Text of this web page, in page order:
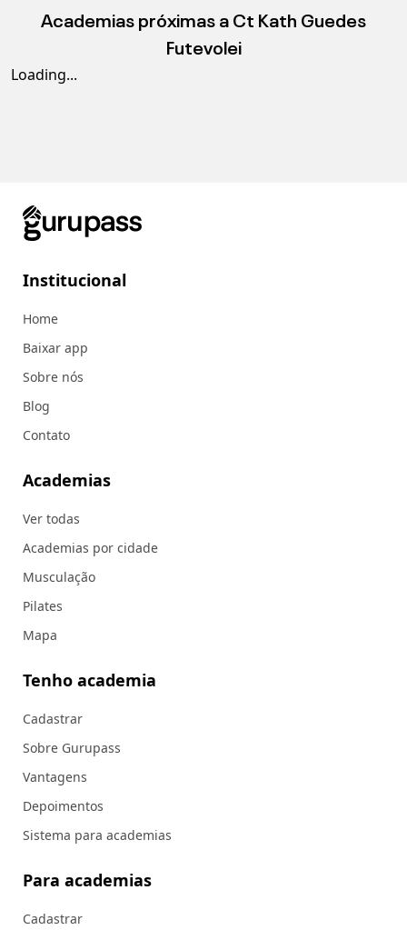
Academias próximas a Ct Kath Guedes
Futevolei
Loading...
Institucional
Home
Baixar app
Sobre nós
Blog
Contato
Academias
Ver todas
Academias por cidade
Musculação
Pilates
Mapa
Tenho academia
Cadastrar
Sobre Gurupass
Vantagens
Depoimentos
Sistema para academias
Para academias
Cadastrar